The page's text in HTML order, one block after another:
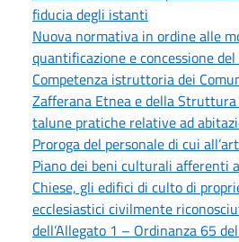
fiducia degli istanti
Nuova normativa in ordine alle
quantificazione e concessione
Competenza istruttoria dei
Zafferana Etnea e della
talune pratiche relative ad
Proroga del personale di cui
Piano dei beni culturali afferenti
Chiese, gli edifici di culto di
ecclesiastici civilmente
dell’Allegato 1 – Ordinanza 65